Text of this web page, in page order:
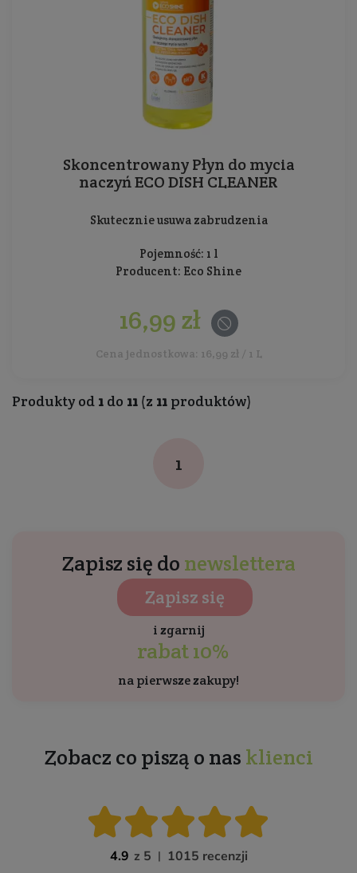
Skoncentrowany Płyn do mycia
naczyń ECO DISH CLEANER
Skutecznie usuwa zabrudzenia
Pojemność: 1 l
Producent: Eco Shine
16,99 zł
Cena jednostkowa: 16,99 zł / 1 L
Produkty od 1 do 11 (z 11 produktów)
1
Zapisz się do newslettera
Zapisz się
i zgarnij
rabat 10%
na pierwsze zakupy!
Zobacz co piszą o nas klienci